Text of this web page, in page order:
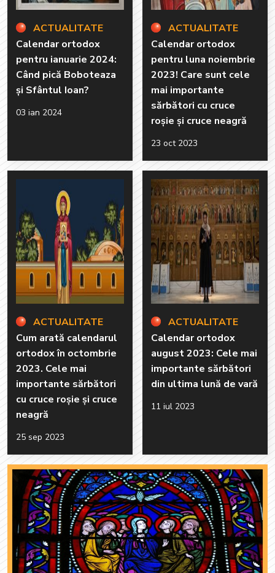
ACTUALITATE
Calendar ortodox
pentru ianuarie 2024:
Când pică Boboteaza
și Sfântul Ioan?
03 ian 2024
ACTUALITATE
Calendar ortodox
pentru luna noiembrie
2023! Care sunt cele
mai importante
sărbători cu cruce
roșie și cruce neagră
23 oct 2023
ACTUALITATE
Cum arată calendarul
ortodox în octombrie
2023. Cele mai
importante sărbători
cu cruce roșie și cruce
neagră
25 sep 2023
ACTUALITATE
Calendar ortodox
august 2023: Cele mai
importante sărbători
din ultima lună de vară
11 iul 2023